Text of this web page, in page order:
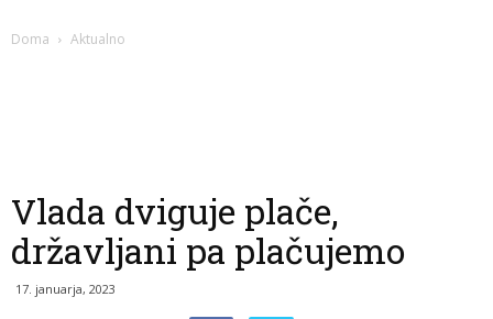
Doma Aktualno
Vlada dviguje plače,
državljani pa plačujemo
17. januarja, 2023